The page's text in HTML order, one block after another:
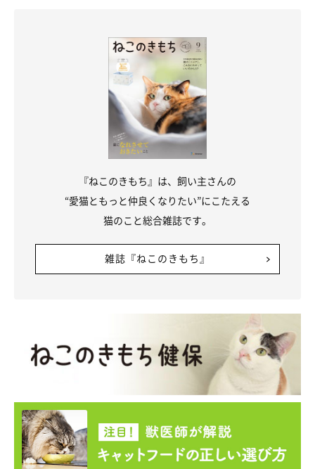
ねこのきもち投稿写真ギャラリー
相反する気分に変化することが多い
猫の気分スイッチは、「飼い猫」から「野生猫」、「親猫」から
め、行動や表情が豹変したといわれることも多いようです。
とはいえ、気分スイッチの切り替わり方はこうと決まっているわ
けではなく、「野生猫」から「きょうだい猫」、「恋人猫」から
「親猫」というような複雑な切り替わり方をすることもありま
す。
『ねこのきもち』は、飼い主さんの
“愛猫ともっと仲良くなりたい”にこたえる
猫のこと総合雑誌です。
雑誌『ねこのきもち』